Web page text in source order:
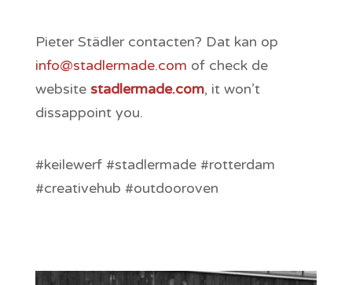
Pieter Städler contacten? Dat kan op
info@stadlermade.com of check de
website stadlermade.com, it won’t
dissappoint you.
#keilewerf #stadlermade #rotterdam
#creativehub #outdooroven